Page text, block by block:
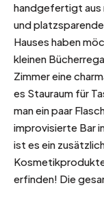
handgefertigt aus
und
Hauses haben
kleinen
Zimmer eine
es Stauraum für
man ein paar
improvisierte Bar
ist es ein
Kosmetikprodukte
erfinden! Die